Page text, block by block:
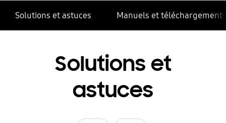
Solutions et astuces Manuels et téléchargements
Solutions et
astuces